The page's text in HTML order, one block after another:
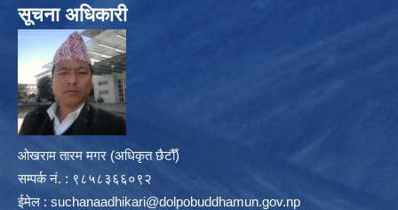
सूचना अधिकारी
ओखराम तारम मगर (अधिकृत छैटौँ)
सम्पर्क न‌ं. : ९८५८३६६०९२
ईमेल : suchanaadhikari@dolpobuddhamun.gov.np